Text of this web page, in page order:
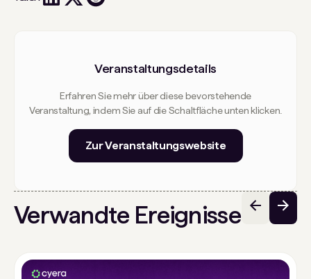
Veranstaltungsdetails
Erfahren Sie mehr über diese bevorstehende
Veranstaltung, indem Sie auf die Schaltfläche unten klicken.
Zur Veranstaltungswebsite
Verwandte Ereignisse